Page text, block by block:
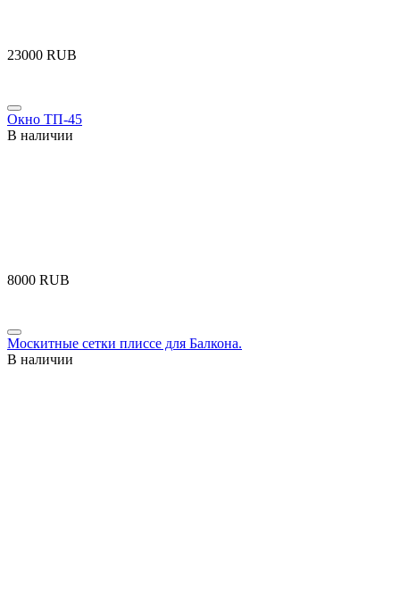
‍23000‍ RUB
Окно ТП-45
В наличии
‍8000‍ RUB
Москитные сетки плиссе для Балкона.
В наличии